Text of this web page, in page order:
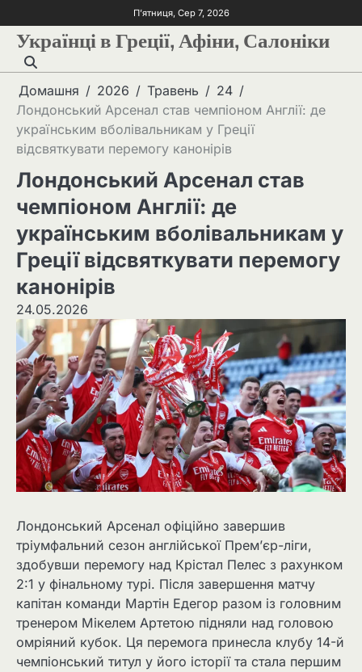
П’ятниця, Сер 7, 2026
Українці в Греції, Афіни, Салоніки
Домашня 2026 Травень
24
Лондонський Арсенал став чемпіоном Англії: де
українським вболівальникам у Греції
відсвяткувати перемогу канонірів
Лондонський Арсенал став
чемпіоном Англії: де
українським вболівальникам у
Греції відсвяткувати перемогу
канонірів
24.05.2026
Лондонський Арсенал офіційно завершив
тріумфальний сезон англійської Прем’єр-ліги,
здобувши перемогу над Крістал Пелес з рахунком
2:1 у фінальному турі. Після завершення матчу
капітан команди Мартін Едегор разом із головним
тренером Мікелем Артетою підняли над головою
омріяний кубок. Ця перемога принесла клубу 14-й
чемпіонський титул у його історії та стала першим